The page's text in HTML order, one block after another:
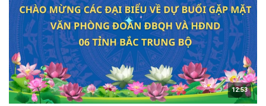
12:53